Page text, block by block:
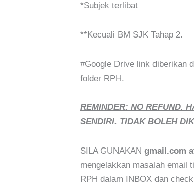
*Subjek terlibat
**Kecuali BM SJK Tahap 2.
#Google Drive link diberikan
folder RPH.
REMINDER: NO REFUND.
SENDIRI. TIDAK BOLEH
SILA GUNAKAN gmail.com
mengelakkan masalah email
RPH dalam INBOX dan